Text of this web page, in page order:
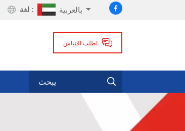
لغة : بالعربية
اطلب اقتباس